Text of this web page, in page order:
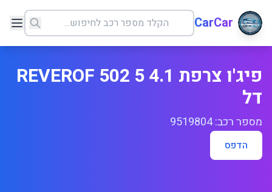
CarCar
פיג'ו צרפת 4.1 REVEROF 502 5
דל
מספר רכב: 9519804
הדפס